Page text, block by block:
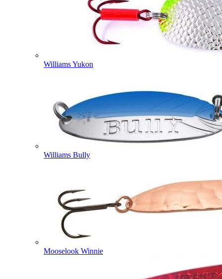
Williams Yukon
Williams Bully
Mooselook Winnie